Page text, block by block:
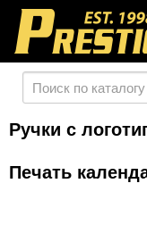
Ручки с
Печать